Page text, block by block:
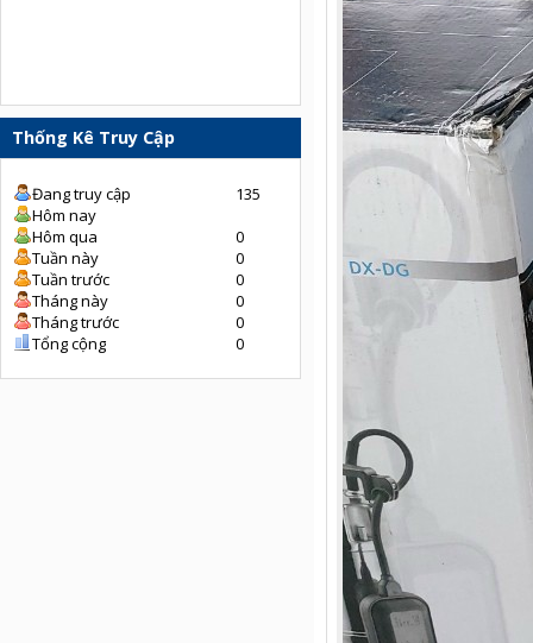
Thống Kê Truy Cập
Đang truy cập
135
Hôm nay
Hôm qua
0
Tuần này
0
Tuần trước
0
Tháng này
0
Tháng trước
0
Tổng cộng
0